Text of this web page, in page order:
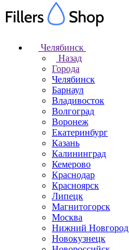
Челябинск
Назад
Города
Челябинск
Барнаул
Владивосток
Волгоград
Воронеж
Екатеринбург
Казань
Калининград
Кемерово
Краснодар
Красноярск
Липецк
Магнитогорск
Москва
Нижний Новгород
Новокузнецк